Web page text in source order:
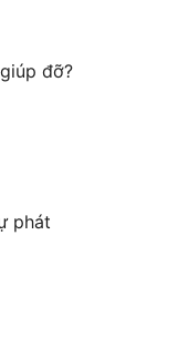
đỡ?
phát